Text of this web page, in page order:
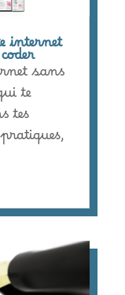
internet
sans
te
tes